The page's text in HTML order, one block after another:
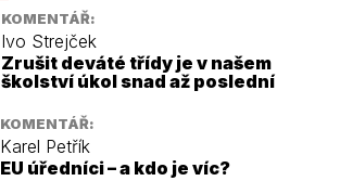
KOMENTÁŘ:
Ivo Strejček
Zrušit deváté třídy je v našem
školství úkol snad až poslední
KOMENTÁŘ:
Karel Petřík
EU úředníci – a kdo je víc?